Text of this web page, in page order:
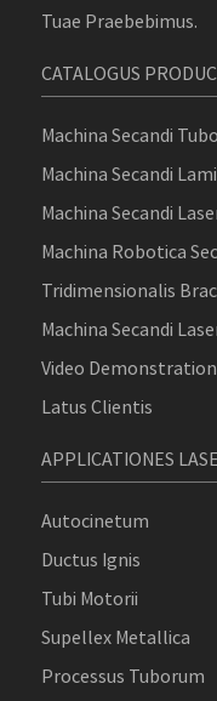
Tuae Praebebimus.
CATALOGUS
Machina Secandi
Machina Secandi
Machina Secandi
Machina Robotica
Tridimensionalis
Machina Secandi
Video
Latus Clientis
APPLICATIONES
Autocinetum
Ductus Ignis
Tubi Motorii
Supellex Metallica
Processus Tuborum